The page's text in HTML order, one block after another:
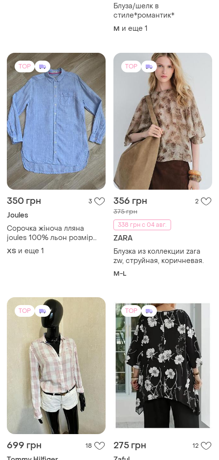
Блуза/шелк в
стиле*романтик*
M и еще 1
TOP
350 грн 3
Joules
Сорочка жіноча лляна
joules 100% льон розмір
xs/s
ХS и еще 1
TOP
356 грн 2
375 грн
338 грн с 04 авг.
ZARA
Блузка из коллекции zara
zw, струйная, коричневая.
M-L
TOP
699 грн 18
TOP
275 грн 12